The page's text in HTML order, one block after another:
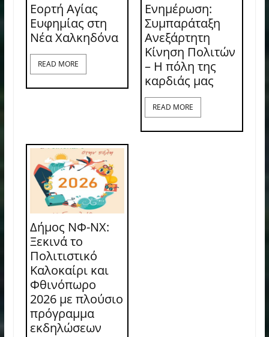
Εορτή Αγίας
Ευφημίας στη
Νέα Χαλκηδόνα
READ MORE
Ενημέρωση:
Συμπαράταξη
Ανεξάρτητη
Κίνηση Πολιτών
– Η πόλη της
καρδιάς μας
READ MORE
Δήμος ΝΦ-ΝΧ:
Ξεκινά το
Πολιτιστικό
Καλοκαίρι και
Φθινόπωρο
2026 με πλούσιο
πρόγραμμα
εκδηλώσεων